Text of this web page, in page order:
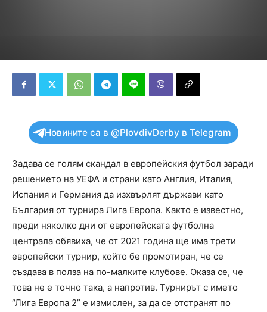
Новините са в @PlovdivDerby в Telegram
Задава се голям скандал в европейския футбол заради
решението на УЕФА и страни като Англия, Италия,
Испания и Германия да изхвърлят държави като
България от турнира Лига Европа. Както е известно,
преди няколко дни от европейската футболна
централа обявиха, че от 2021 година ще има трети
европейски турнир, който бе промотиран, че се
създава в полза на по-малките клубове. Оказа се, че
това не е точно така, а напротив. Турнирът с името
“Лига Европа 2” е измислен, за да се отстранят по